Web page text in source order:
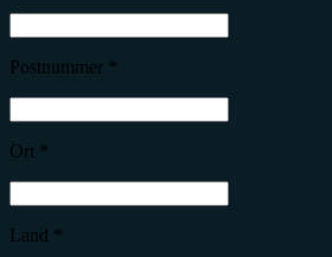
Postnummer *
Ort *
Land *